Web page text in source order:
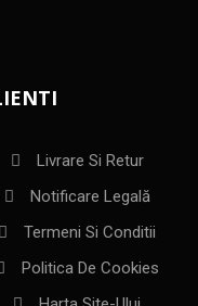
Livrare Si Retur
Notificare Legală
Termeni Si Conditii
Politica De Cookies